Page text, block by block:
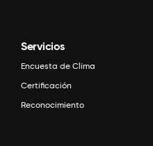
Servicios
Encuesta de Clima
Certificación
Reconocimiento